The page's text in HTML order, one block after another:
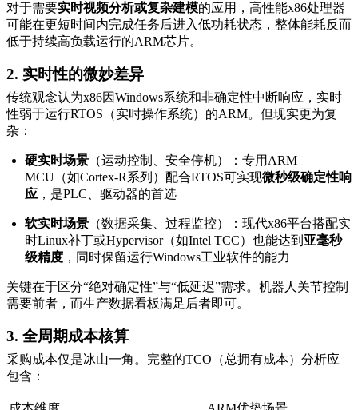
对于需要实时视频分析或复杂建模的应用，高性能x86处理器
可能在更短时间内完成任务后进入低功耗状态，整体能耗反而
低于持续高负载运行的ARM芯片。
2. 实时性的微妙差异
传统观念认为x86因Windows系统和非确定性中断响应，实时
性弱于运行RTOS（实时操作系统）的ARM。但现实更为复
杂：
硬实时场景 （运动控制、安全停机）：专用ARM
MCU（如Cortex-R系列）配合RTOS可实现微秒级确定性响
应 ，是PLC、驱动器的首选
软实时场景 （数据采集、过程监控）：现代x86平台搭配实
时Linux补丁或Hypervisor（如Intel TCC）也能达到 亚毫秒
级精度 ，同时保留运行Windows工业软件的能力
关键在于区分“绝对确定性”与“低延迟”需求。机器人关节控制
需要前者，而生产数据看板满足后者即可。
3. 全周期成本核算
采购成本仅是冰山一角。完整的TCO（总拥有成本）分析应
包含：